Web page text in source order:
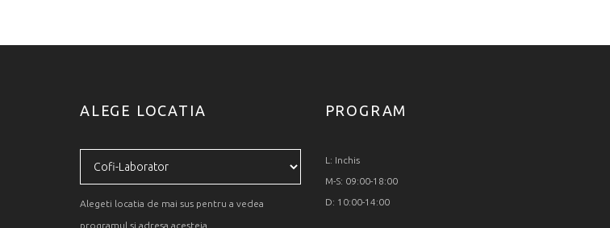
ALEGE LOCATIA
Alegeti locatia de mai sus pentru a vedea
programul si adresa acesteia.
PROGRAM
L: Inchis
M-S: 09:00-18:00
D: 10:00-14:00